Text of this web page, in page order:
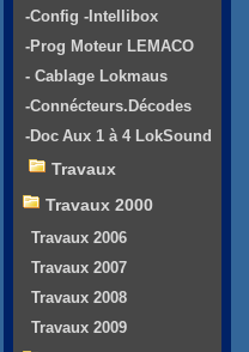
-Config -Intellibox
-Prog Moteur LEMACO
- Cablage Lokmaus
-Connécteurs.Décodes
-Doc Aux 1 à 4 LokSound
Travaux
Travaux 2000
Travaux 2006
Travaux 2007
Travaux 2008
Travaux 2009